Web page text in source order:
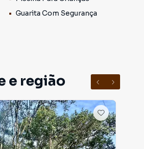
de Alphaville, conhecido por
Guarita Com Segurança
e região